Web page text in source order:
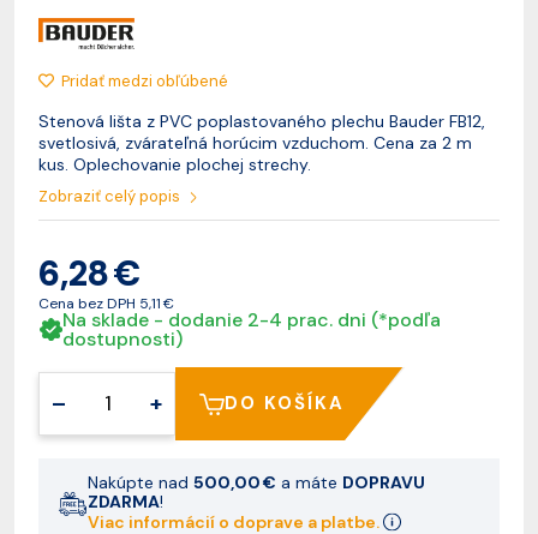
Pridať medzi obľúbené
Stenová lišta z PVC poplastovaného plechu Bauder FB12,
svetlosivá, zvárateľná horúcim vzduchom. Cena za 2 m
kus. Oplechovanie plochej strechy.
Zobraziť celý popis
6,28 €
Cena bez DPH 5,11 €
Na sklade - dodanie 2-4 prac. dni (*podľa
dostupnosti)
– + DO KOŠÍKA
Nakúpte nad 500,00 € a máte DOPRAVU
ZDARMA!
Viac informácií o doprave a platbe.